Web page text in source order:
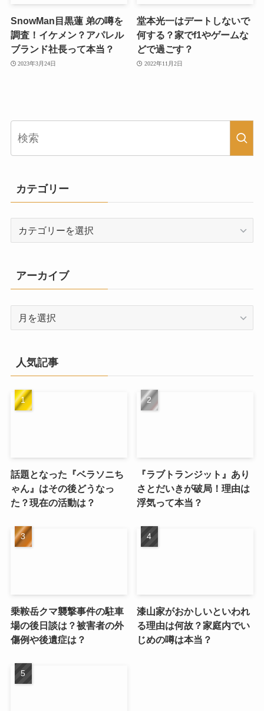
SnowMan目黒蓮 弟の噂を
調査！イケメン？アパレル
ブランド社長って本当？
2023年3月24日
堂本光一はデートしないで
何する？家でf1やゲームな
どで過ごす？
2022年11月2日
カテゴリー
ー
アーカイブ
ブ
人気記事
話題となった『ベラソニち
ゃん』はその後どうなっ
た？現在の活動は？
『ラブトランジット』あり
さとだいきが破局！理由は
浮気って本当？
乗鞍岳クマ襲撃事件の駐車
場の後日談は？被害者の外
傷例や後遺症は？
漆山家がおかしいといわれ
る理由は何故？家庭内でい
じめの噂は本当？